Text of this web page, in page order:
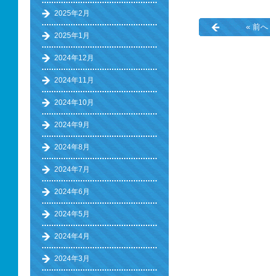
« 前へ
2025年2月
2025年1月
2024年12月
2024年11月
2024年10月
2024年9月
2024年8月
2024年7月
2024年6月
2024年5月
2024年4月
2024年3月